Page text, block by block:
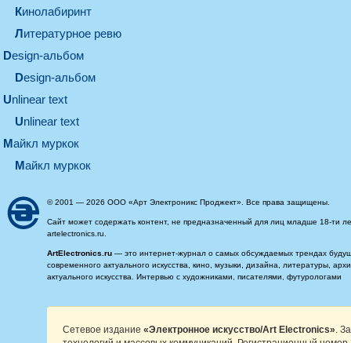
кинолабиринт
литературное ревю
design-альбом
design-альбом
unlinear text
Unlinear text
майкл муркок
майкл муркок
© 2001 — 2026 ООО «Арт Электроникс Проджект». Все права защищены.
Сайт может содержать контент, не предназначенный для лиц младше 18-ти
artelectronics.ru.
ArtElectronics.ru — это интернет-журнал о самых обсуждаемых трендах
современного актуального искусства, кино, музыки, дизайна, литературы,
актуального искусства. Интервью с художниками, писателями, футурологами
Сетевое издание «Электронное искусство/Art Electronics» .